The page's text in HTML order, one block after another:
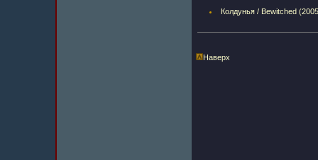
Колдунья / Bewitched
Наверх